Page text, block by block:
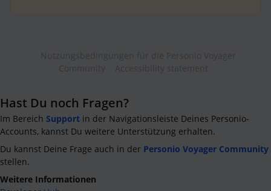
Hast Du noch Fragen?
Im Bereich Support in der Navigationsleiste Deines Personio-
Accounts, kannst Du weitere Unterstützung erhalten.
Du kannst Deine Frage auch in der Personio Voyager Community
stellen.
Weitere Informationen